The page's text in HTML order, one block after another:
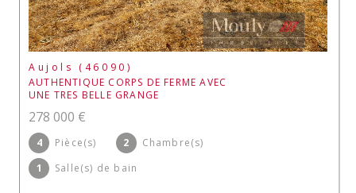
Aujols (46090)
AUTHENTIQUE CORPS DE FERME AVEC
UNE TRES BELLE GRANGE
278 000 €
4 Pièce(s) 2
Chambre(s)
1
Salle(s) de bain